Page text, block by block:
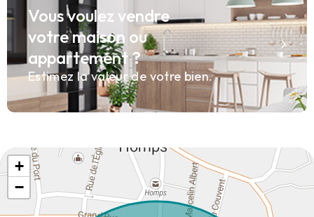
Vous voulez vendre
votre maison ou
appartement ?
Estimez la valeur de votre bien.
+
−